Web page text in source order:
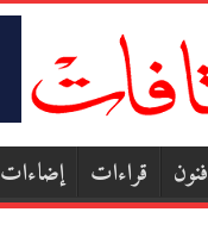
فنون قراءات إضاءات